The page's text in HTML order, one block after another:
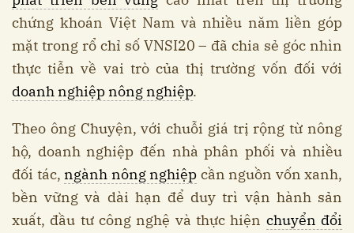
chứng khoán Việt Nam và nhiều năm liền góp
mặt trong rổ chỉ số VNSI20 – đã chia sẻ góc nhìn
thực tiễn về vai trò của thị trường vốn đối với
doanh nghiệp nông nghiệp.
Theo ông Chuyện, với chuỗi giá trị rộng từ nông
hộ, doanh nghiệp đến nhà phân phối và nhiều
đối tác, ngành nông nghiệp cần nguồn vốn xanh,
bền vững và dài hạn để duy trì vận hành sản
xuất, đầu tư công nghệ và thực hiện chuyển đổi